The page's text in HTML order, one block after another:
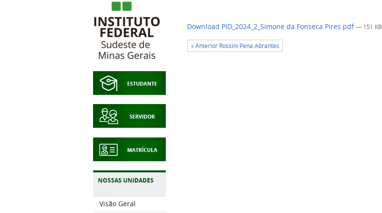
NOSSAS UNIDADES
Visão Geral
Download PID_2024_2_Simone da Fonseca Pires.pdf— 151 KB
« Anterior Rossini Pena Abrantes